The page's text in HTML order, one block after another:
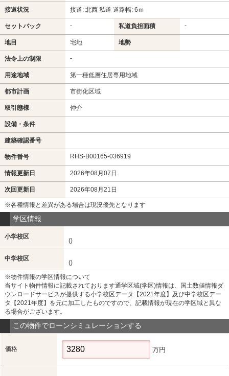
接道状況 接道: 北西 私道 道路幅: 6ｍ
セットバック - 私道負担面積 -
地目 宅地 地勢
法令上の制限 -
用途地域 第一種低層住居専用地域
都市計画 市街化区域
取引態様 仲介
設備・条件
建築確認番号
物件番号 RHS-B00165-036919
情報更新日 2026年08月07日
次回更新日 2026年08月21日
※各種情報と差異がある場合は現況優先となります
学区情報
小学校区
()
中学校区
()
※物件情報の学区情報について
当サイト物件情報に記載されております通学区域(学区)情報は、国土数値情報ダ
ウンロードサービスが提供する小学校区データ【2021年度】及び中学校区デー
タ【2021年度】を元に加工したものですので、記載情報が現在の学区域と異な
る場合がございます。
この物件でローンシミュレーションする
価格 万円